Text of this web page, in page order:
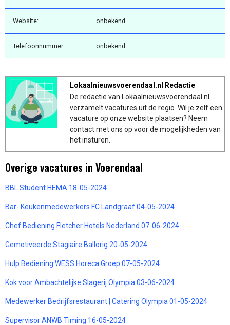
Website: onbekend
Telefoonnummer: onbekend
Lokaalnieuwsvoerendaal.nl Redactie
De redactie van Lokaalnieuwsvoerendaal.nl
verzamelt vacatures uit de regio. Wil je zelf een
vacature op onze website plaatsen? Neem
contact met ons op voor de mogelijkheden van
het insturen.
Overige vacatures in Voerendaal
BBL Student HEMA 18-05-2024
Bar- Keukenmedewerkers FC Landgraaf 04-05-2024
Chef Bediening Fletcher Hotels Nederland 07-06-2024
Gemotiveerde Stagiaire Ballorig 20-05-2024
Hulp Bediening WESS Horeca Groep 07-05-2024
Kok voor Ambachtelijke Slagerij Olympia 03-06-2024
Medewerker Bedrijfsrestaurant | Catering Olympia 01-05-2024
Supervisor ANWB Timing 16-05-2024